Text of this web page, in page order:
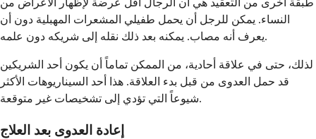
طبقة أخرى من التعقيد هي أن الرجال أقل عرضة لإظهار الأعراض من
النساء. يمكن للرجل أن يحمل طفيلي المشعرات المهبلية دون أن
يعرف أنه مصاب. يمكنه بعد ذلك نقله إلى شريكه دون علمه.
لذلك، حتى في علاقة أحادية، من الممكن تماماً أن يكون أحد الشريكين
قد حمل العدوى من قبل بدء العلاقة. هذا أحد السيناريوهات الأكثر
شيوعاً التي تؤدي إلى تشخيصات غير متوقعة.
إعادة العدوى بعد العلاج